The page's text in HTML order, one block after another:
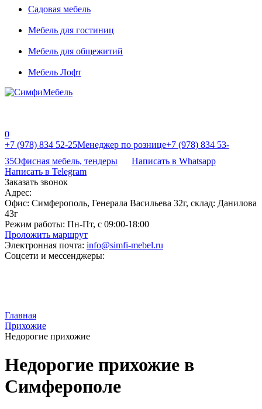
Садовая мебель
Мебель для гостиниц
Мебель для общежитий
Мебель Лофт
0
+7 (978) 834 52-25Менеджер по рознице+7 (978) 834 53-
35Офисная мебель, тендеры
Написать в Whatsapp
Написать в Telegram
Заказать звонок
Адрес:
Офис: Симферополь, Генерала Васильева 32г, склад: Данилова
43г
Режим работы: Пн-Пт, с 09:00-18:00
Проложить маршрут
Электронная почта: info@simfi-mebel.ru
Соцсети и мессенджеры:
Главная
Прихожие
Недорогие прихожие
Недорогие прихожие в
Симферополе